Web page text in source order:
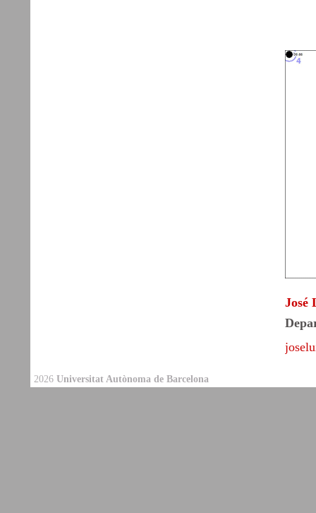
José
2026 Universitat Autònoma de Barcelona